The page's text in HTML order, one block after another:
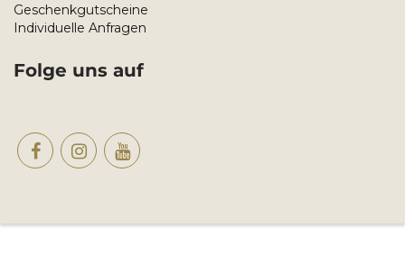
Geschenkgutscheine
Individuelle Anfragen
Folge uns auf